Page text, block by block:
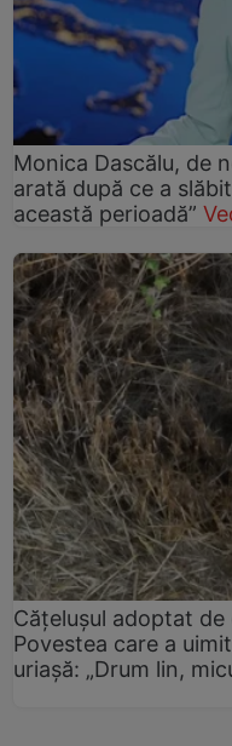
Monica Dascălu, de
arată după ce a
această perioadă”
Cățelușul adoptat
Povestea care a
uriașă: „Drum lin,